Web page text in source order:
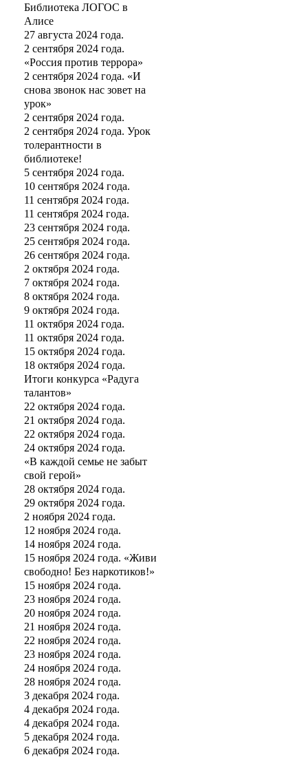
Библиотека ЛОГОС в
Алисе
27 августа 2024 года.
2 сентября 2024 года.
«Россия против террора»
2 сентября 2024 года. «И
снова звонок нас зовет на
урок»
2 сентября 2024 года.
2 сентября 2024 года. Урок
толерантности в
библиотеке!
5 сентября 2024 года.
10 сентября 2024 года.
11 сентября 2024 года.
11 сентября 2024 года.
23 сентября 2024 года.
25 сентября 2024 года.
26 сентября 2024 года.
2 октября 2024 года.
7 октября 2024 года.
8 октября 2024 года.
9 октября 2024 года.
11 октября 2024 года.
11 октября 2024 года.
15 октября 2024 года.
18 октября 2024 года.
Итоги конкурса «Радуга
талантов»
22 октября 2024 года.
21 октября 2024 года.
22 октября 2024 года.
24 октября 2024 года.
«В каждой семье не забыт
свой герой»
28 октября 2024 года.
29 октября 2024 года.
2 ноября 2024 года.
12 ноября 2024 года.
14 ноября 2024 года.
15 ноября 2024 года. «Живи
свободно! Без наркотиков!»
15 ноября 2024 года.
23 ноября 2024 года.
20 ноября 2024 года.
21 ноября 2024 года.
22 ноября 2024 года.
23 ноября 2024 года.
24 ноября 2024 года.
28 ноября 2024 года.
3 декабря 2024 года.
4 декабря 2024 года.
4 декабря 2024 года.
5 декабря 2024 года.
6 декабря 2024 года.